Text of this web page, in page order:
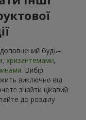
будь–
, хризантемами,
. Вибір
виключно від
знайти цікавий
до розділу